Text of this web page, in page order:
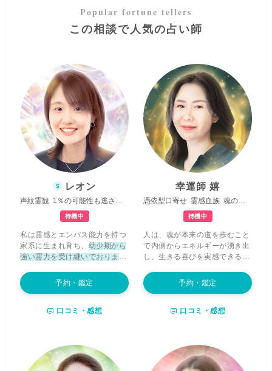
この相談で人気の占い師
レオン
声紋霊観 1％の可能性も逃さない 元気になれる鑑定
待機中
私は霊感とエンパス能力を持つ
家系に生まれ育ち、 幼少期から
強い霊力を受け継いでおりま
ライトワーカーとしてあなたの
心に寄り添い、明るい未来へと
に、心にエネルギーを届
どにおいて、魂の声や感情の奥
深くに寄り添いながら、スピリ
チュアルな直感力を活かして、
予約・鑑定
口コミ・感想
幸運師 嬉
憑依型口寄せ 霊感血族 魂の成長
待機中
人は、魂が本来の道を歩むこと
で内側からエネルギーが湧き出
し、生きる喜びを実感できるよ
そんな魂の輝きを妨げる
悩みの
根源を明らか
にし、あなた様の
ージを手掛かりに幸せ街道まで
【しがらみを解放】
未来世をご自身で創生していけ
るようにお手伝いをさせてくだ
予約・鑑定
口コミ・感想